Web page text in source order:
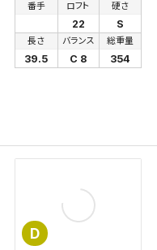
番手 ロフト
22
硬さ
S
長さ
39.5
バランス
C 8
総重量
354
D